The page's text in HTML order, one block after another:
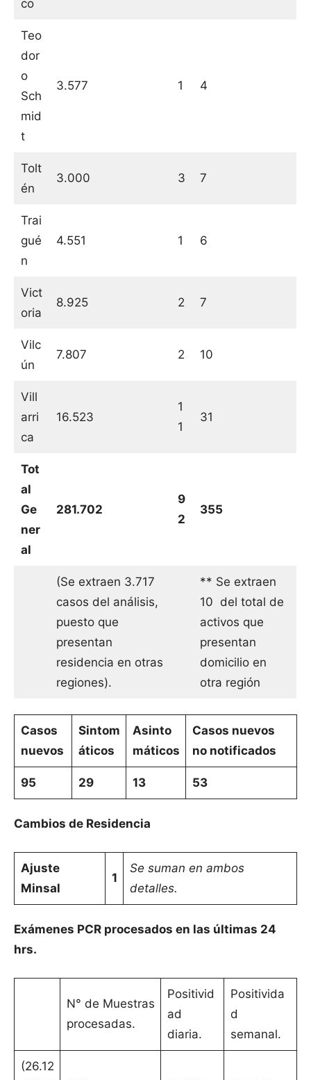
co
Teo
dor
o
Sch
mid
t
3.577 1 4
Tolt
én
3.000 3 7
Trai
gué
n
4.551 1 6
Vict
oria
8.925 2 7
Vilc
ún
7.807 2 10
Vill
arri
ca
16.523
1
1
31
Tot
al
Ge
ner
al
281.702
9
2
355
(Se extraen 3.717
casos del análisis,
puesto que
presentan
residencia en otras
regiones).
** Se extraen
10 del total de
activos que
presentan
domicilio en
otra región
Casos
nuevos
Sintom
áticos
Asinto
máticos
Casos nuevos
no notificados
95 29 13 53
Cambios de Residencia
Ajuste
Minsal
1
Se suman en ambos
detalles.
Exámenes PCR procesados en las últimas 24
hrs.
N° de Muestras
procesadas.
Positivid
ad
diaria.
Positivida
d
semanal.
(26.12